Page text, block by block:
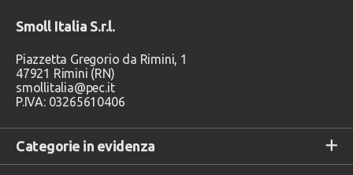
Categorie in evidenza
Smoll Italia S.r.l.
Piazzetta Gregorio da Rimini, 1
47921 Rimini (RN)
smollitalia@pec.it
P.IVA: 03265610406